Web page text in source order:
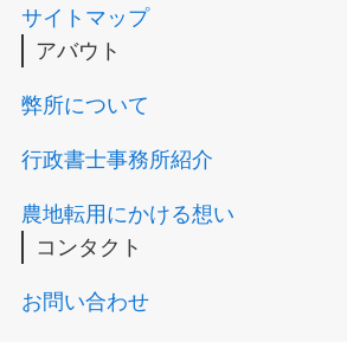
サイトマップ
アバウト
弊所について
行政書士事務所紹介
農地転用にかける想い
コンタクト
お問い合わせ